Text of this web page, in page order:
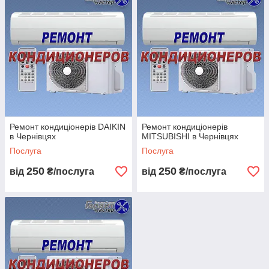
в самий невідповідний момент.
Всі спроби ремонту самостійно можуть
призвести до нових дефектів або поломок, а в
деяких випадках до надзвичайної ситуації. Можна
заощадити на коригування якості, тільки фахівець може
точно визначити проблемну ділянку, а також точно і
якісно його виправити.
При самостійному ремонті ви
не зможете помітити перші ознаки небезпеки..
Принцип нашої роботи:
Ремонт кондиціонерів DAIKIN
в Чернівцях
Послуга
від 250 ₴/послуга
Ремонт кондиціонерів
MITSUBISHI в Чернівцях
Послуга
від 250 ₴/послуга